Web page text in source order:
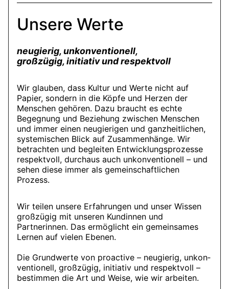
Unsere Werte
neu­gie­rig, un­kon­ven­tio­nell,
groß­zü­gig, in­itia­tiv und re­spekt­voll
Wir glauben, dass Kultur und Werte nicht auf
Papier, sondern in die Köpfe und Herzen der
Menschen gehören. Dazu braucht es echte
Begegnung und Beziehung zwischen Menschen
und immer einen neugierigen und ganzheitlichen,
systemischen Blick auf Zusammenhänge. Wir
betrachten und begleiten Entwicklungsprozesse
respektvoll, durchaus auch unkonventionell – und
sehen diese immer als gemeinschaftlichen
Prozess.
Wir teilen unsere Erfahrungen und unser Wissen
großzügig mit unseren Kundinnen und
Partnerinnen. Das ermöglicht ein gemeinsames
Lernen auf vielen Ebenen.
Die Grundwerte von proactive – neu­gie­rig, un­kon­
ven­tio­nell, groß­zü­gig, in­itia­tiv und re­spekt­voll –
bestimmen die Art und Weise, wie wir arbeiten.